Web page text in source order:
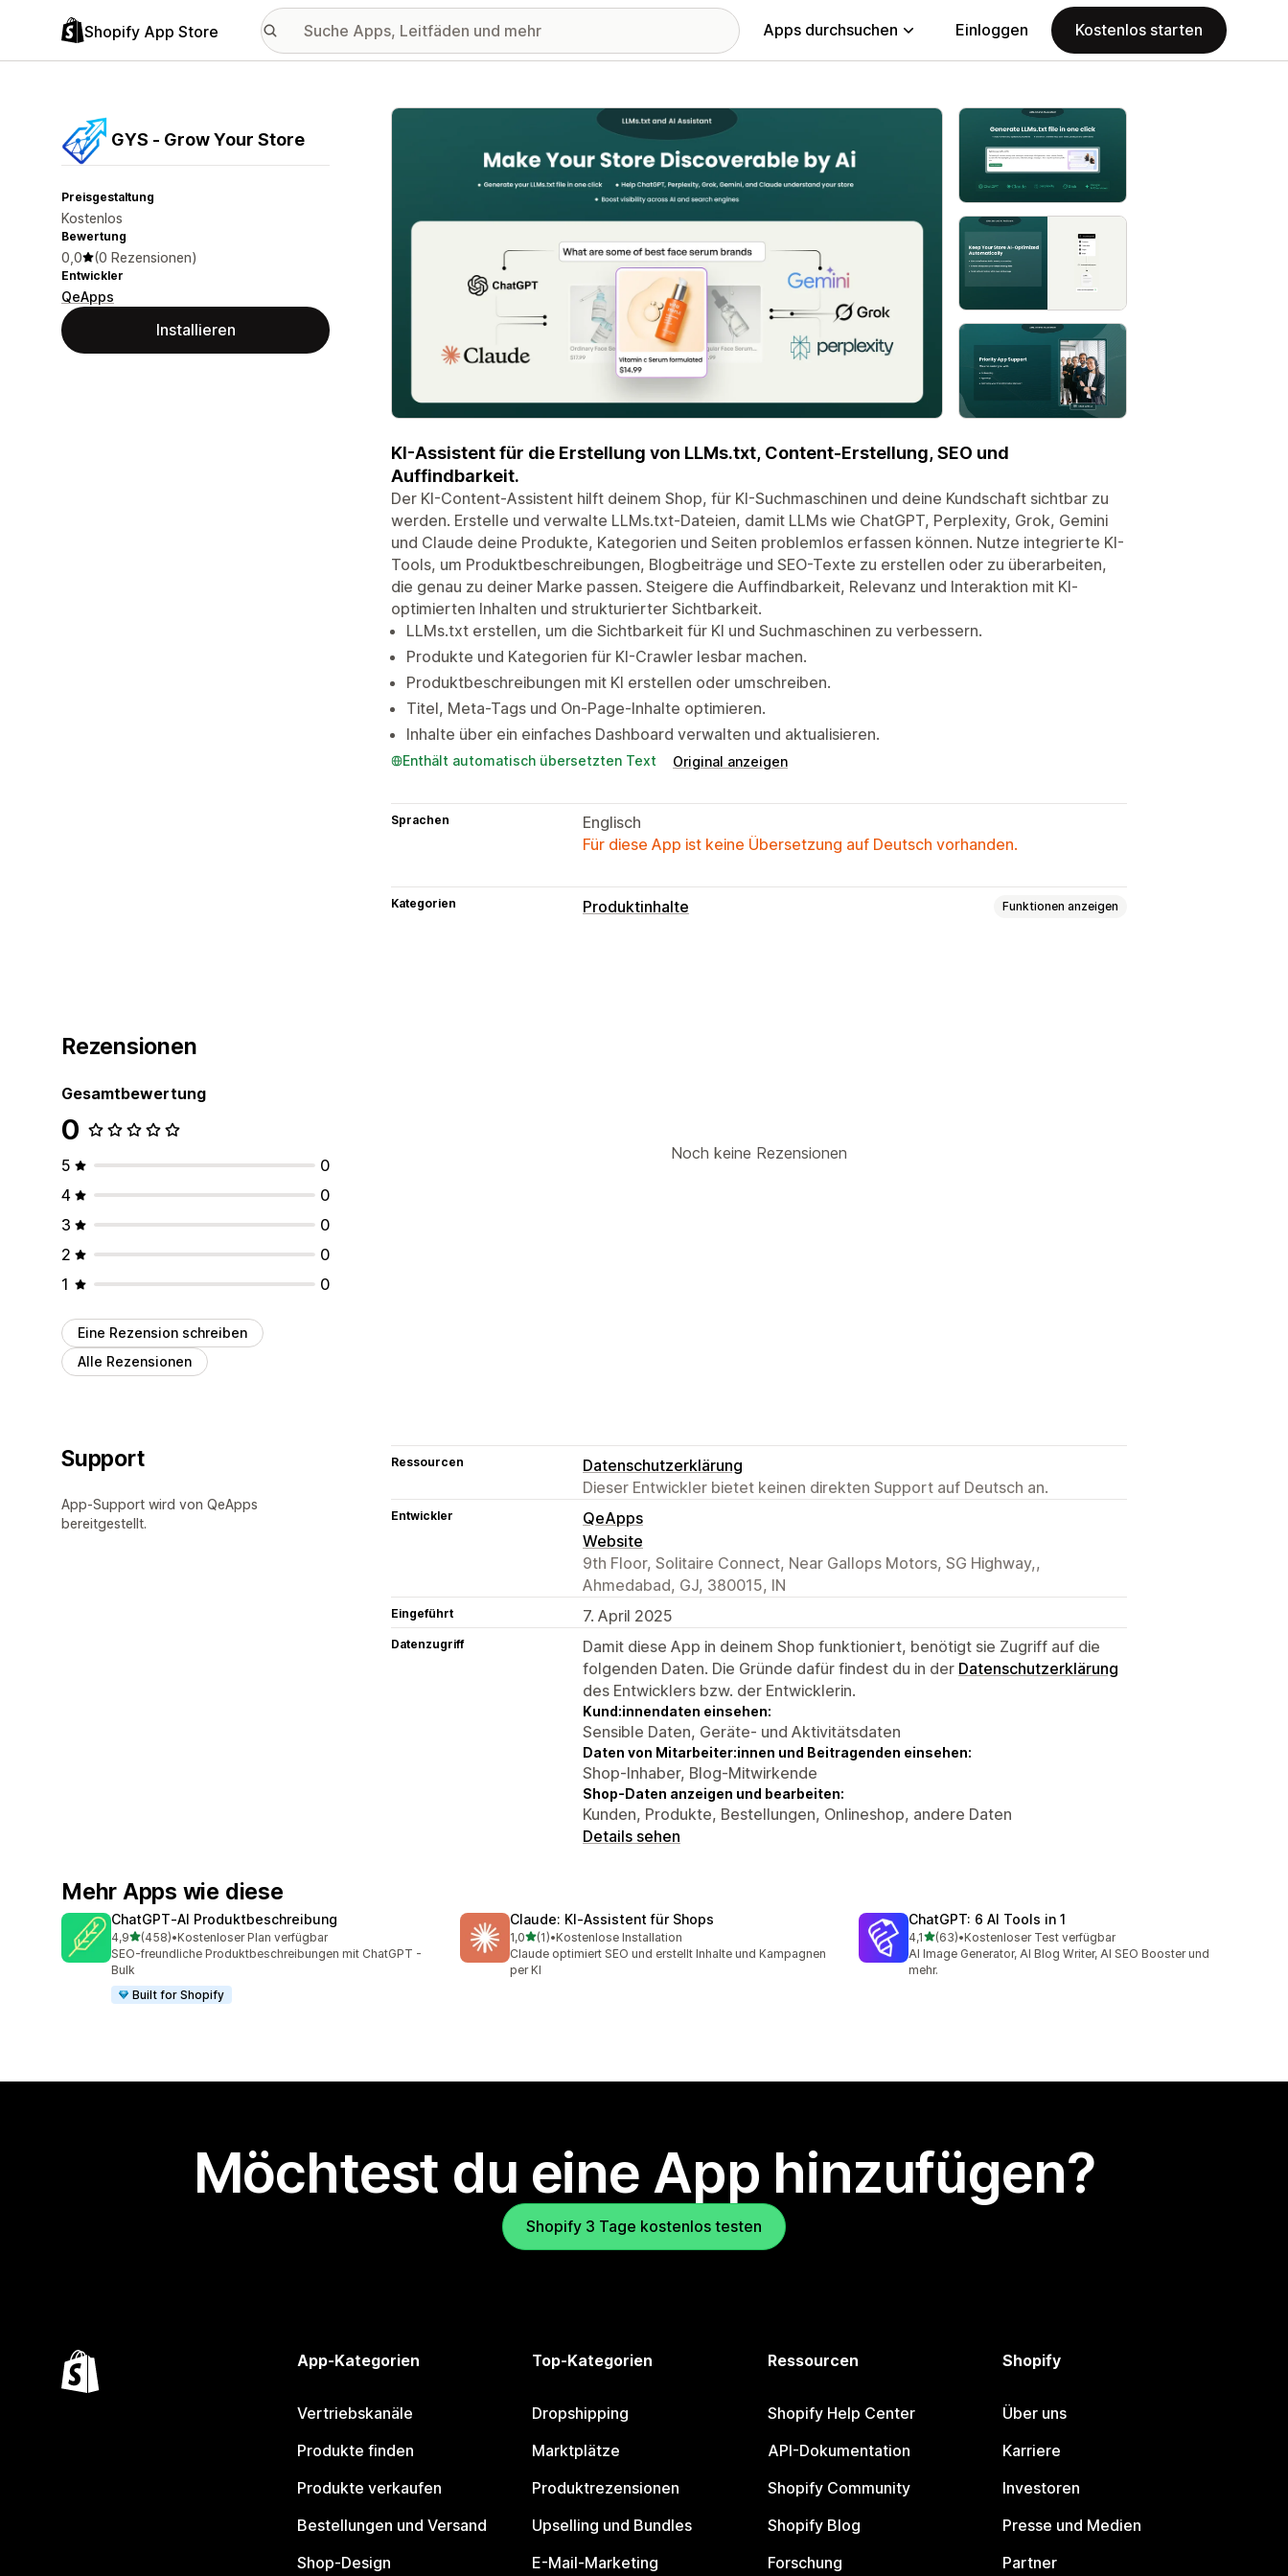
Shopify App Store Apps durchsuchen Einloggen Kostenlos starten
GYS ‑ Grow Your Store
Preisgestaltung
Kostenlos
Bewertung
0,0 (0 Rezensionen)
Entwickler
QeApps
Installieren
Vorgestellte Bildergalerie
KI-Assistent für die Erstellung von LLMs.txt, Content-Erstellung, SEO und
Auffindbarkeit.
Der KI-Content-Assistent hilft deinem Shop, für KI-Suchmaschinen und deine Kundschaft sichtbar zu
werden. Erstelle und verwalte LLMs.txt-Dateien, damit LLMs wie ChatGPT, Perplexity, Grok, Gemini
und Claude deine Produkte, Kategorien und Seiten problemlos erfassen können. Nutze integrierte KI-
Tools, um Produktbeschreibungen, Blogbeiträge und SEO-Texte zu erstellen oder zu überarbeiten,
die genau zu deiner Marke passen. Steigere die Auffindbarkeit, Relevanz und Interaktion mit KI-
optimierten Inhalten und strukturierter Sichtbarkeit.
LLMs.txt erstellen, um die Sichtbarkeit für KI und Suchmaschinen zu verbessern.
Produkte und Kategorien für KI-Crawler lesbar machen.
Produktbeschreibungen mit KI erstellen oder umschreiben.
Titel, Meta-Tags und On-Page-Inhalte optimieren.
Inhalte über ein einfaches Dashboard verwalten und aktualisieren.
Enthält automatisch übersetzten Text Original anzeigen
Sprachen
Englisch
Für diese App ist keine Übersetzung auf Deutsch vorhanden.
Kategorien Produktinhalte Funktionen anzeigen
Rezensionen
Gesamtbewertung
0
5
0
4
0
3
0
2
0
1
0
Eine Rezension schreiben
Alle Rezensionen
Noch keine Rezensionen
Support
App-Support wird von QeApps
bereitgestellt.
Ressourcen
Datenschutzerklärung
Dieser Entwickler bietet keinen direkten Support auf Deutsch an.
Entwickler
QeApps
Website
9th Floor, Solitaire Connect, Near Gallops Motors, SG Highway,,
Ahmedabad, GJ, 380015, IN
Eingeführt 7. April 2025
Datenzugriff
Damit diese App in deinem Shop funktioniert, benötigt sie Zugriff auf die
folgenden Daten. Die Gründe dafür findest du in der Datenschutzerklärung
des Entwicklers bzw. der Entwicklerin.
Kund:innendaten einsehen:
Sensible Daten, Geräte- und Aktivitätsdaten
Daten von Mitarbeiter:innen und Beitragenden einsehen:
Shop-Inhaber, Blog-Mitwirkende
Shop-Daten anzeigen und bearbeiten:
Kunden, Produkte, Bestellungen, Onlineshop, andere Daten
Details sehen
Mehr Apps wie diese
ChatGPT‑AI Produktbeschreibung
4,9von 5 Sternen
(458)
458 Rezensionen insgesamt
•Kostenloser Plan verfügbar
SEO-freundliche Produktbeschreibungen mit ChatGPT -
Bulk
Built for Shopify
Claude: KI‑Assistent für Shops
1,0von 5 Sternen
(1)
1 Rezensionen insgesamt
•Kostenlose Installation
Claude optimiert SEO und erstellt Inhalte und Kampagnen
per KI
ChatGPT: 6 AI Tools in 1
4,1von 5 Sternen
(63)
63 Rezensionen insgesamt
•Kostenloser Test verfügbar
AI Image Generator, AI Blog Writer, AI SEO Booster und
mehr.
Möchtest du eine App hinzufügen?
Shopify 3 Tage kostenlos testen
App-Kategorien
Vertriebskanäle
Produkte finden
Produkte verkaufen
Bestellungen und Versand
Shop-Design
Top-Kategorien
Dropshipping
Marktplätze
Produktrezensionen
Upselling und Bundles
E-Mail-Marketing
Ressourcen
Shopify Help Center
API-Dokumentation
Shopify Community
Shopify Blog
Forschung
Shopify
Über uns
Karriere
Investoren
Presse und Medien
Partner